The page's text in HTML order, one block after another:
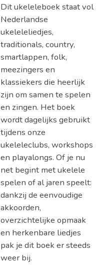
Dit ukeleleboek staat vol
Nederlandse
ukeleleliedjes,
traditionals, country,
smartlappen, folk,
meezingers en
klassiekers die heerlijk
zijn om samen te spelen
en zingen. Het boek
wordt dagelijks gebruikt
tijdens onze
ukeleleclubs, workshops
en playalongs. Of je nu
net begint met ukelele
spelen of al jaren speelt:
dankzij de eenvoudige
akkoorden,
overzichtelijke opmaak
en herkenbare liedjes
pak je dit boek er steeds
weer bij.